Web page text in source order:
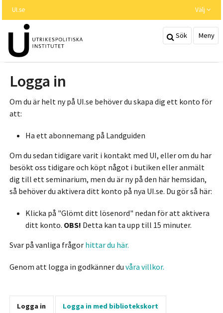
huvudinnehållet
UI.se Välj
Sök Meny
Logga in
Om du är helt ny på UI.se behöver du skapa dig ett konto för
att:
Ha ett abonnemang på Landguiden
Om du sedan tidigare varit i kontakt med UI, eller om du har
besökt oss tidigare och köpt något i butiken eller anmält
dig till ett seminarium, men du är ny på den här hemsidan,
så behöver du aktivera ditt konto på nya UI.se. Du gör så här:
Klicka på "Glömt ditt lösenord" nedan för att aktivera
ditt konto. OBS! Detta kan ta upp till 15 minuter.
Svar på vanliga frågor hittar du här.
Genom att logga in godkänner du våra villkor.
Logga in Logga in med bibliotekskort